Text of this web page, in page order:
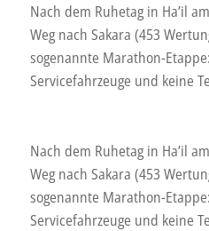
Nach dem Ruhetag in Ha’il
Weg nach Sakara (453
sogenannte Marathon-
Servicefahrzeuge und keine
Nach dem Ruhetag in Ha’il
Weg nach Sakara (453
sogenannte Marathon-
Servicefahrzeuge und keine